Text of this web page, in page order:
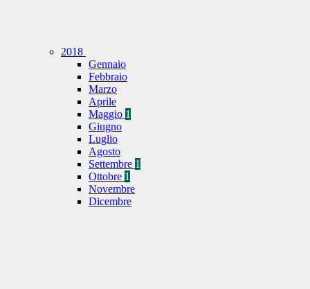
2018
Gennaio
Febbraio
Marzo
Aprile
Maggio 1
Giugno
Luglio
Agosto
Settembre 1
Ottobre 1
Novembre
Dicembre